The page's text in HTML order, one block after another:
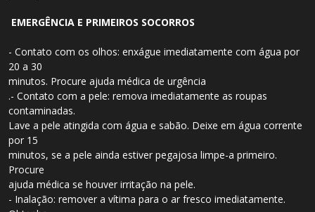
EMERGÊNCIA E PRIMEIROS SOCORROS
- Contato com os olhos: enxágue imediatamente com água por
20 a 30
minutos. Procure ajuda médica de urgência
.- Contato com a pele: remova imediatamente as roupas
contaminadas.
Lave a pele atingida com água e sabão. Deixe em água corrente
por 15
minutos, se a pele ainda estiver pegajosa limpe-a primeiro.
Procure
ajuda médica se houver irritação na pele.
- Inalação: remover a vítima para o ar fresco imediatamente.